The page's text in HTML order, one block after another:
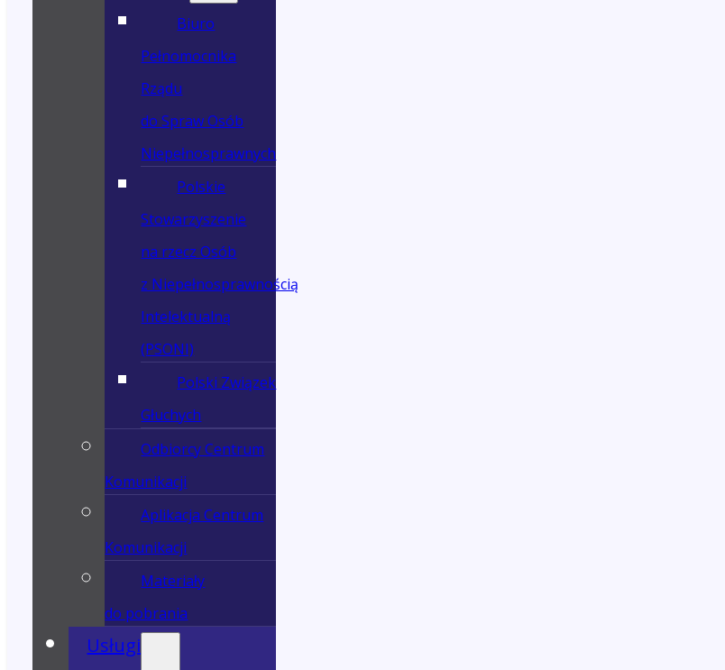
Biuro
Pełnomocnika
Rządu
do Spraw Osób
Niepełnosprawnych
Polskie
Stowarzyszenie
na rzecz Osób
z Niepełnosprawnością
Intelektualną
(PSONI)
Polski Związek
Głuchych
Odbiorcy Centrum
Komunikacji
Aplikacja Centrum
Komunikacji
Materiały
do pobrania
Usługi